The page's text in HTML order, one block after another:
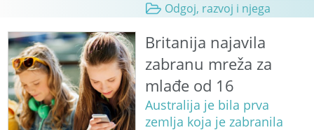
Odgoj, razvoj i njega
Britanija najavila
zabranu mreža za
mlađe od 16
Australija je bila prva
zemlja koja je zabranila